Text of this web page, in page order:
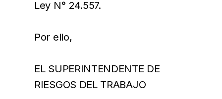
Ley N° 24.557.
Por ello,
EL SUPERINTENDENTE DE
RIESGOS DEL TRABAJO